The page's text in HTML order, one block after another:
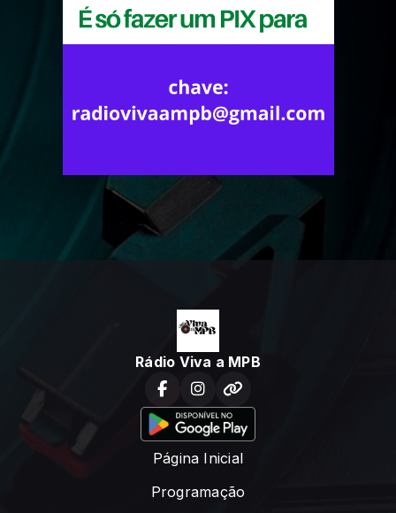
Rádio Viva a MPB
Página Inicial
Programação